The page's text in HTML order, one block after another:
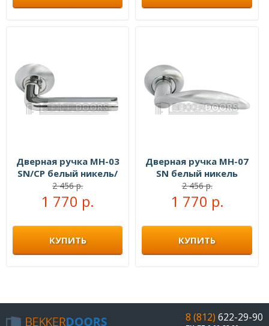
Дверная ручка MH-03
SN/CP белый никель/
полированный хром
2 456 р.
1 770 р.
КУПИТЬ
Дверная ручка MH-07
SN белый никель
2 456 р.
1 770 р.
КУПИТЬ
8 (812) 622-29-90